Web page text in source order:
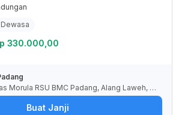
330.000,00
Morula RSU BMC Padang, Alang Laweh, P
Kota Padang, Sumatera Barat, Indonesia
Buat Janji